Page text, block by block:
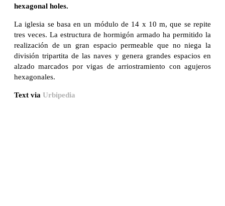
hexagonal holes.
La iglesia se basa en un módulo de 14 x 10 m, que se repite
tres veces. La estructura de hormigón armado ha permitido la
realización de un gran espacio permeable que no niega la
división tripartita de las naves y genera grandes espacios en
alzado marcados por vigas de arriostramiento con agujeros
hexagonales.
Text via Urbipedia